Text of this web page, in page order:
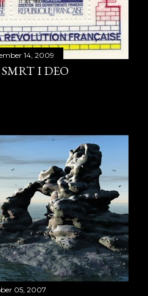
14, 2009
SMRT I DEO
05, 2007